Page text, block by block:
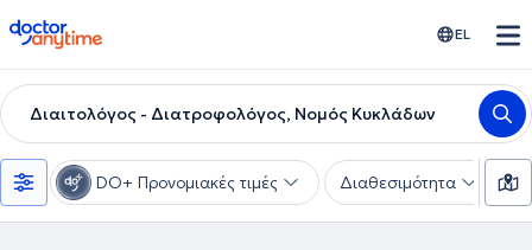
doctoranytime EL
Διαιτολόγος - Διατροφολόγος, Νομός Κυκλάδων
DO+ Προνομιακές τιμές Διαθεσιμότητα